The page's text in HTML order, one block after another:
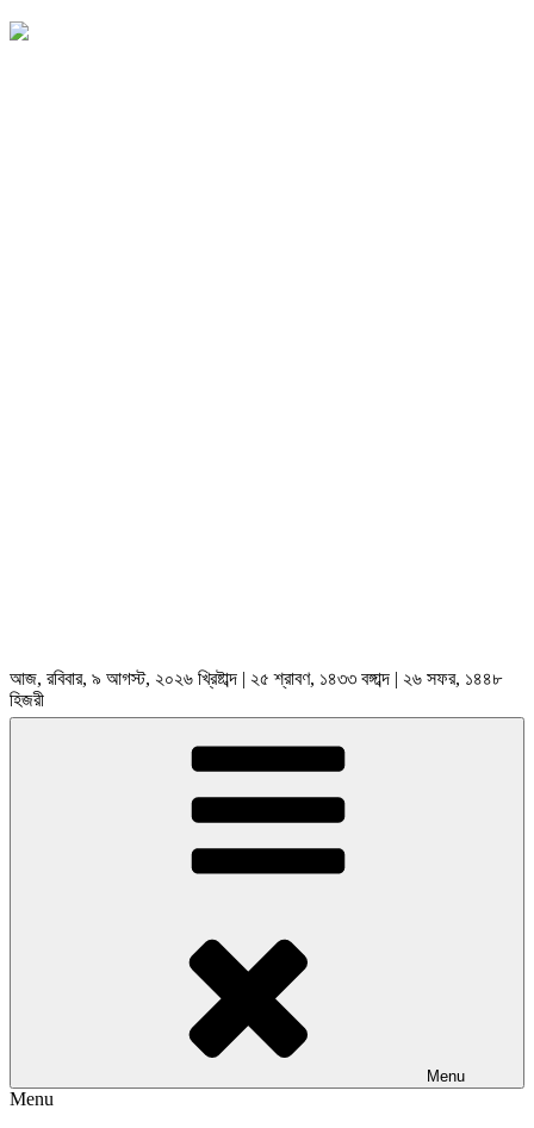
আজ, রবিবার, ৯ আগস্ট, ২০২৬ খ্রিষ্টাব্দ | ২৫ শ্রাবণ, ১৪৩৩ বঙ্গাব্দ | ২৬ সফর, ১৪৪৮
হিজরী
Menu
Menu